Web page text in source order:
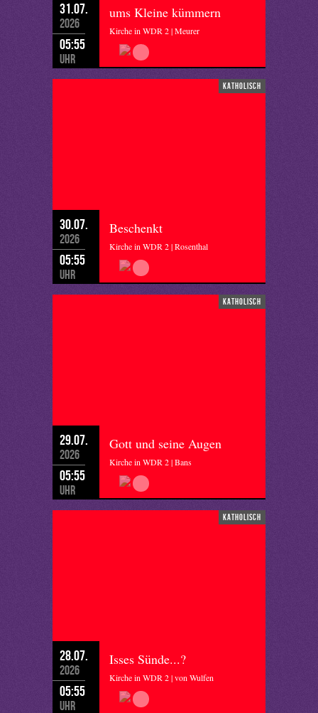
31.07.
2026
05:55
Uhr
ums Kleine kümmern
Kirche in WDR 2 | Meurer
katholisch
30.07.
2026
05:55
Uhr
Beschenkt
Kirche in WDR 2 | Rosenthal
katholisch
29.07.
2026
05:55
Uhr
Gott und seine Augen
Kirche in WDR 2 | Bans
katholisch
28.07.
2026
05:55
Uhr
Isses Sünde...?
Kirche in WDR 2 | von Wulfen